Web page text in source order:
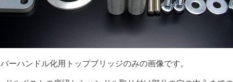
ーハンドル化用トップブリッジのみの画像です。